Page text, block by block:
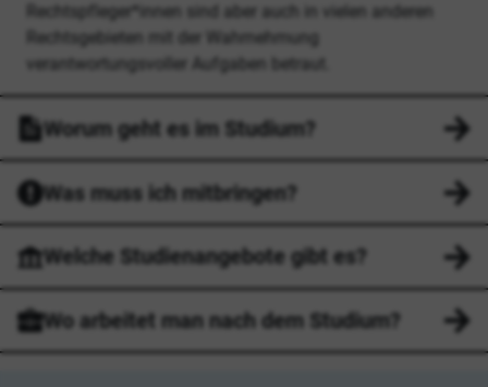
Rechtspfleger*innen sind aber auch in vielen anderen
Rechtsgebieten mit der Wahrnehmung
verantwortungsvoller Aufgaben betraut.
Worum geht es im Studium?
Was muss ich mitbringen?
Welche Studienangebote gibt es?
Wo arbeitet man nach dem Studium?